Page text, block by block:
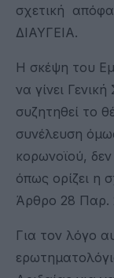
σχετική
ΔΙΑΥΓΕΙΑ.
Η σκέψη του
να γίνει
συζητηθεί το
συνέλευση
κορωνοϊού,
όπως ορίζει η
Άρθρο 28 Παρ.
Για τον λόγο